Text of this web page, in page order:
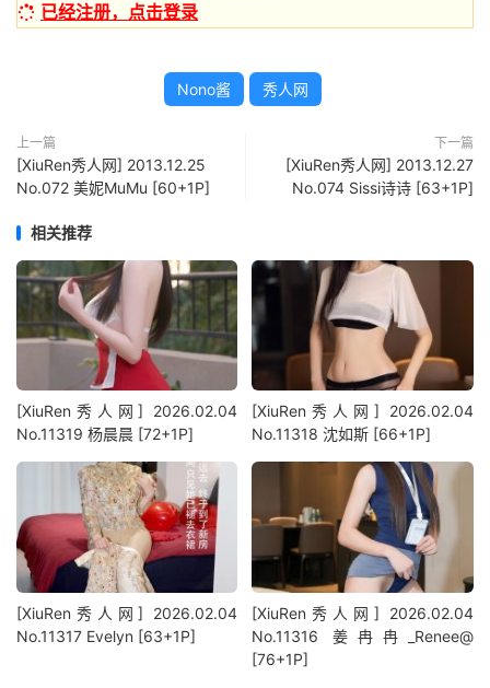
已经注册，点击登录
Nono酱 秀人网
上一篇
[XiuRen秀人网] 2013.12.25
No.072 美妮MuMu [60+1P]
下一篇
[XiuRen秀人网] 2013.12.27
No.074 Sissi诗诗 [63+1P]
相关推荐
[XiuRen秀人网] 2026.02.04
No.11319 杨晨晨 [72+1P]
[XiuRen秀人网] 2026.02.04
No.11318 沈如斯 [66+1P]
[XiuRen秀人网] 2026.02.04
No.11317 Evelyn [63+1P]
[XiuRen秀人网] 2026.02.04
No.11316 姜冉冉_Renee@
[76+1P]